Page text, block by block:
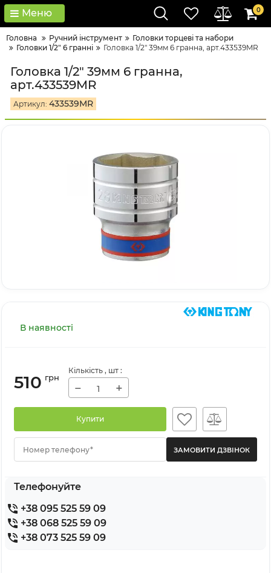
Меню 0
Головна Ручний інструмент
Головки тopцeві тa нaбopи
Головки 1/2" 6 гранні
Головка 1/2" 39мм 6 гранна, арт.433539MR
Головка 1/2" 39мм 6 гранна,
арт.433539MR
Артикул: 433539MR
В наявності
510 грн
Кількість , шт :
− +
Купити
Номер телефону*
Телефонуйте
+38 095 525 59 09
+38 068 525 59 09
+38 073 525 59 09